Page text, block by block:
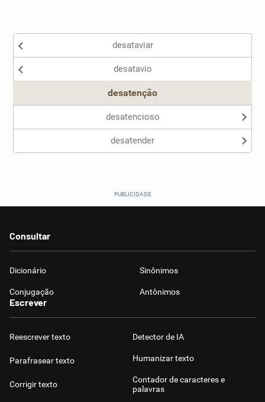
Nenhum dos sinônimos apresentados me ajudou
desataviar
desatavio
desatenção
desatencioso
desatender
Consultar
Dicionário Sinônimos
Conjugação Antônimos
Escrever
Reescrever texto
Parafrasear texto
Corrigir texto
Detector de IA
Humanizar texto
Contador de caracteres e
palavras